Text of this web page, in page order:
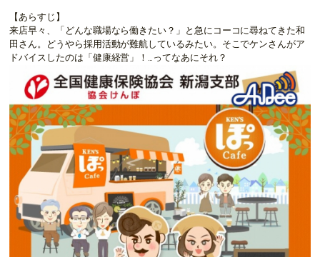
【あらすじ】
来店早々、「どんな職場なら働きたい？」と急にコーコに尋ねてきた和
田さん。どうやら採用活動が難航しているみたい。そこでケンさんがア
ドバイスしたのは「健康経営」！…ってなあにそれ？